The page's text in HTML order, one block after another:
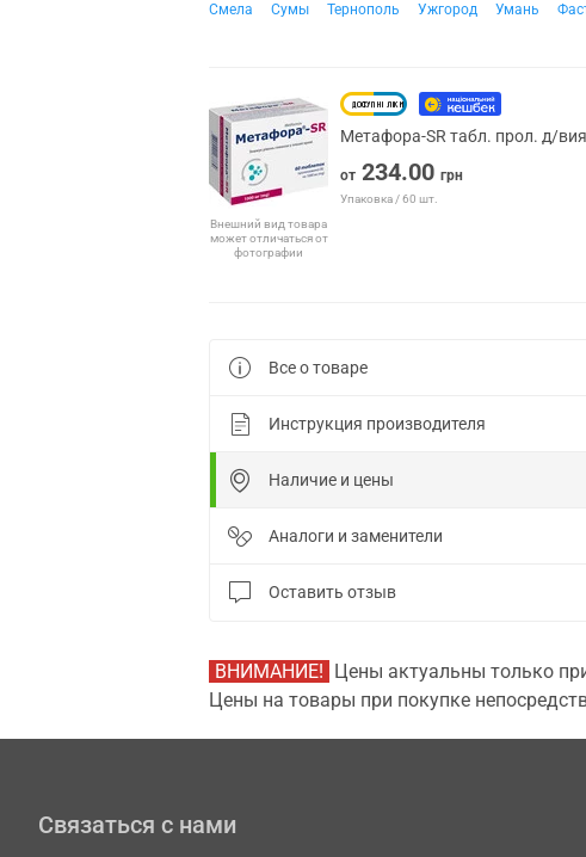
Смела
Сумы Тернополь Ужгород Умань
Внешний вид товара
может отличаться от
фотографии
Метафора-SR табл. прол. д/
от 234.00 грн
Упаковка / 60 шт.
Все о товаре
Инструкция производителя
Наличие и цены
Аналоги и заменители
Оставить отзыв
ВНИМАНИЕ! Цены актуальны только
Цены на товары при покупке
Связаться с нами